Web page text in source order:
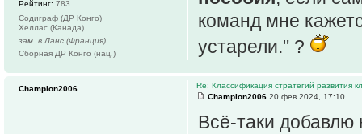
команд мне
устарели." ?
Рейтинг: 783
Содиграф (ДР Конго)
Хеллас (Канада)
зам. в Ланс (Франция)
Сборная ДР Конго (нац.)
Re: Классификация стратегий развития
Champion2006 20 фев 2024, 17:10
Всё-таки добавлю
Champion2006